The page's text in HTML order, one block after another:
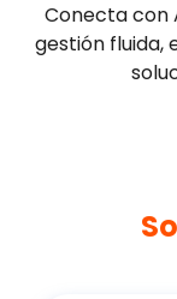
Conecta con
gestión fluida,